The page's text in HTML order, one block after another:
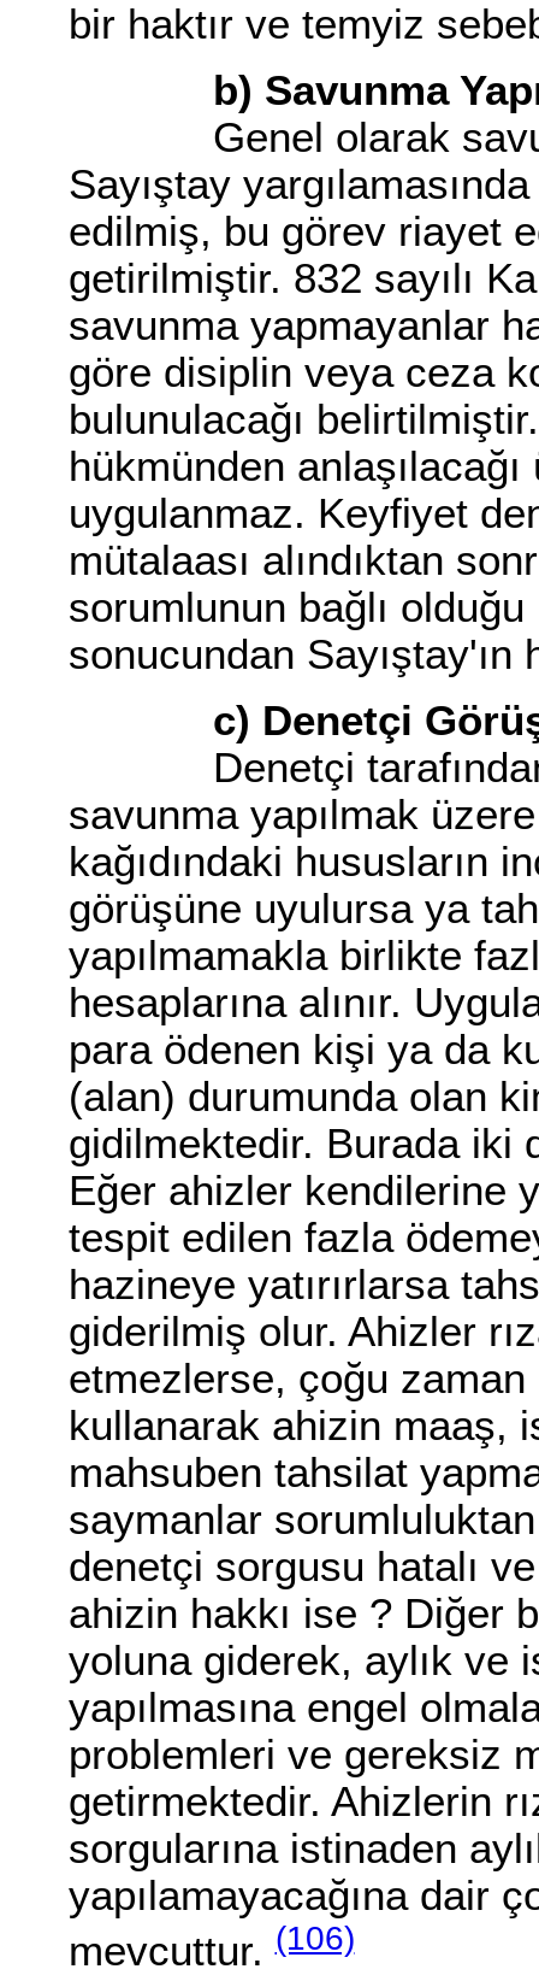
bir haktır ve temyiz
b) Savunma
Genel olarak
Sayıştay
edilmiş, bu görev riayet
getirilmiştir. 832 sayılı
savunma yapmayanlar
göre disiplin veya ceza
bulunulacağı
hükmünden
uygulanmaz. Keyfiyet
mütalaası alındıktan
sorumlunun bağlı
sonucundan
c) Denetçi
Denetçi tarafından
savunma yapılmak
kağıdındaki hususların
görüşüne uyulursa ya
yapılmamakla birlikte
hesaplarına alınır.
para ödenen kişi ya da
(alan) durumunda olan
gidilmektedir. Burada iki
Eğer ahizler kendilerine
tespit edilen fazla
hazineye yatırırlarsa
giderilmiş olur. Ahizler
etmezlerse, çoğu
kullanarak ahizin maaş,
mahsuben tahsilat
saymanlar
denetçi sorgusu hatalı
ahizin hakkı ise ? Diğer
yoluna giderek, aylık ve
yapılmasına engel
problemleri ve gereksiz
getirmektedir. Ahizlerin
sorgularına istinaden
yapılamayacağına dair
mevcuttur.(106)